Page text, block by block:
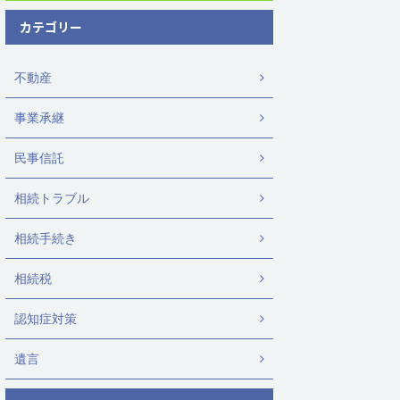
カテゴリー
不動産
事業承継
民事信託
相続トラブル
相続手続き
相続税
認知症対策
遺言